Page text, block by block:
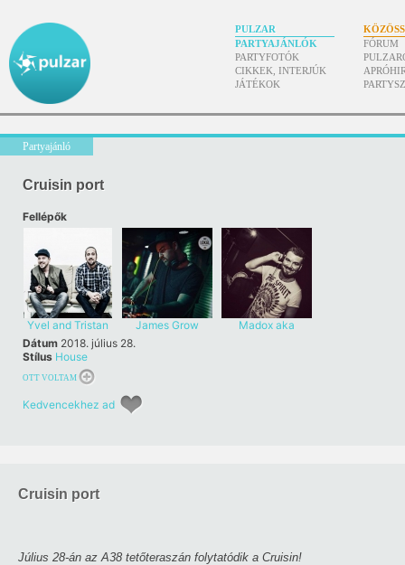
PULZAR
PARTYAJÁNLÓK
PARTYFOTÓK
CIKKEK, INTERJÚK
JÁTÉKOK
FÓRUM
Partyajánló
Cruisin port
Fellépők
Yvel and Tristan James Grow
Madox aka
Dátum 2018. július 28.
Stílus House
OTT VOLTAM
Kedvencekhez ad
Cruisin port
Július 28-án az A38 tetőteraszán folytatódik a Cruisin!